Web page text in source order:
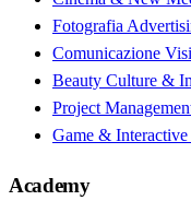
Fotografia
Comunicazione
Beauty Culture &
Project
Game & Interactive
Academy